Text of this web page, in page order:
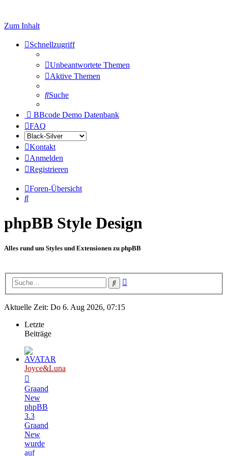
Zum Inhalt
Schnellzugriff
Unbeantwortete Themen
Aktive Themen
Suche
BBcode Demo Datenbank
FAQ
Kontakt
Anmelden
Registrieren
Foren-Übersicht
Suche
phpBB Style Design
Alles rund um Styles und Extensionen zu phpBB
Suche
Aktuelle Zeit: Do 6. Aug 2026, 07:15
Letzte
Beiträge
Joyce&Luna
Graand
New
phpBB
3.3
Graand
New
wurde
auf